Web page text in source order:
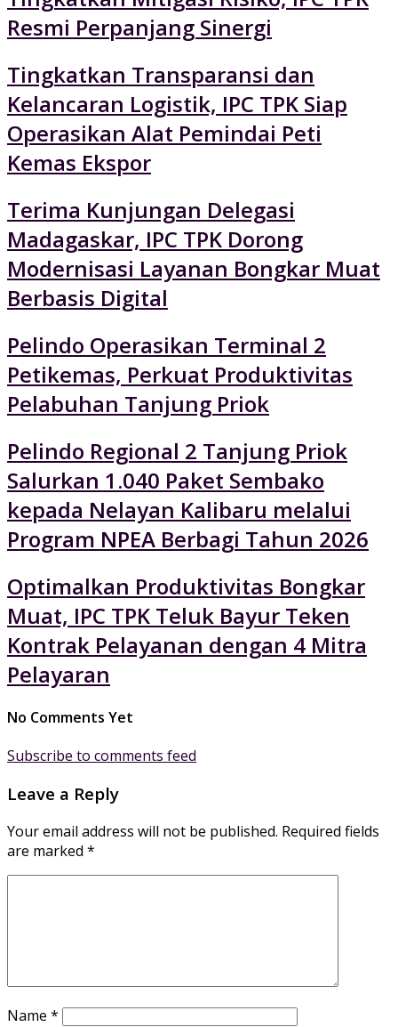
Resmi Perpanjang Sinergi
Tingkatkan Transparansi dan
Kelancaran Logistik, IPC TPK Siap
Operasikan Alat Pemindai Peti
Kemas Ekspor
Terima Kunjungan Delegasi
Madagaskar, IPC TPK Dorong
Modernisasi Layanan Bongkar Muat
Berbasis Digital
Pelindo Operasikan Terminal 2
Petikemas, Perkuat Produktivitas
Pelabuhan Tanjung Priok
Pelindo Regional 2 Tanjung Priok
Salurkan 1.040 Paket Sembako
kepada Nelayan Kalibaru melalui
Program NPEA Berbagi Tahun 2026
Optimalkan Produktivitas Bongkar
Muat, IPC TPK Teluk Bayur Teken
Kontrak Pelayanan dengan 4 Mitra
Pelayaran
No Comments Yet
Subscribe to comments feed
Leave a Reply
Your email address will not be published. Required fields
are marked *
Name *